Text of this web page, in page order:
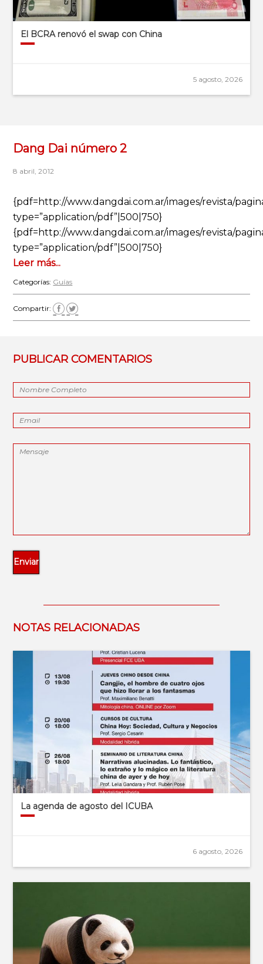
El BCRA renovó el swap con China
5 agosto, 2026
Dang Dai número 2
8 abril, 2012
{pdf=http://www.dangdai.com.ar/images/revista/
type=”application/pdf”|500|750}
{pdf=http://www.dangdai.com.ar/images/revista/
type=”application/pdf”|500|750}
Leer más...
Categorías: Guías
Compartir:
PUBLICAR COMENTARIOS
NOTAS RELACIONADAS
La agenda de agosto del ICUBA
6 agosto, 2026